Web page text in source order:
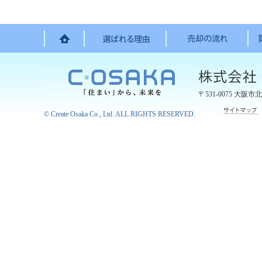
〒531-0075 大阪市
© Create Osaka Co., Ltd. ALL RIGHTS RESERVED.